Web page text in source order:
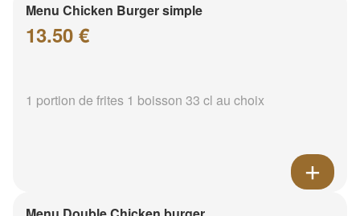
Menu Chicken Burger simple
13.50 €
1 portion de frites 1 boisson 33 cl au choix